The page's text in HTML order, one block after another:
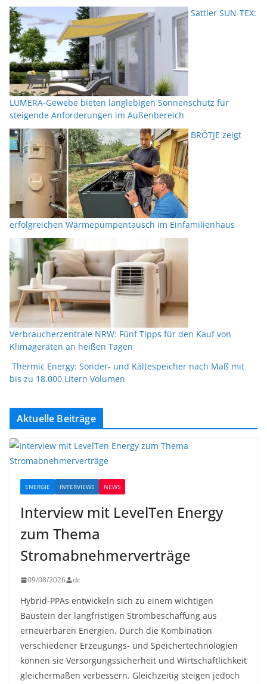
Sattler SUN-TEX:
LUMERA-Gewebe bieten langlebigen Sonnenschutz für
steigende Anforderungen im Außenbereich
BRÖTJE zeigt
erfolgreichen Wärmepumpentausch im Einfamilienhaus
Verbraucherzentrale NRW: Fünf Tipps für den Kauf von
Klimageräten an heißen Tagen
Thermic Energy: Sonder- und Kältespeicher nach Maß mit
bis zu 18.000 Litern Volumen
Aktuelle Beiträge
ENERGIE INTERVIEWS NEWS
Interview mit LevelTen Energy
zum Thema
Stromabnehmerverträge
09/08/2026 dc
Hybrid-PPAs entwickeln sich zu einem wichtigen
Baustein der langfristigen Strombeschaffung aus
erneuerbaren Energien. Durch die Kombination
verschiedener Erzeugungs- und Speichertechnologien
können sie Versorgungssicherheit und Wirtschaftlichkeit
gleichermaßen verbessern. Gleichzeitig steigen jedoch